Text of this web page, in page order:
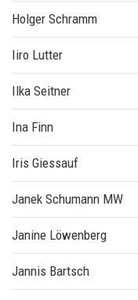
Holger Schramm
Iiro Lutter
Ilka Seitner
Ina Finn
Iris Giessauf
Janek Schumann MW
Janine Löwenberg
Jannis Bartsch